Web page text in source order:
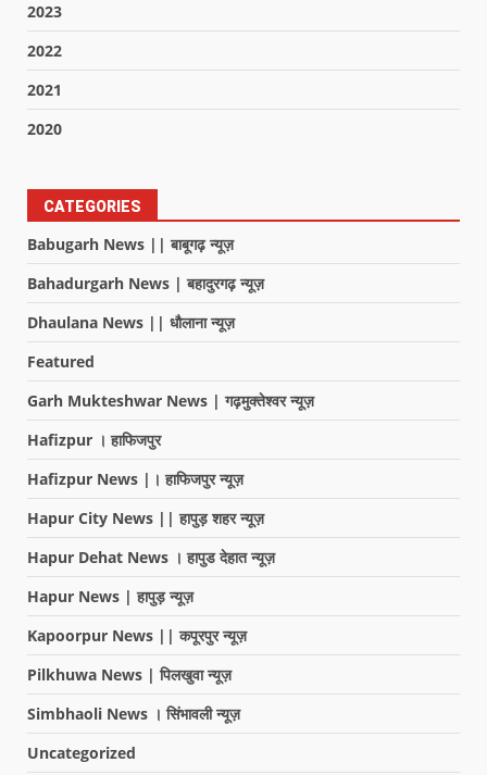
2023
2022
2021
2020
CATEGORIES
Babugarh News || बाबूगढ़ न्यूज़
Bahadurgarh News | बहादुरगढ़ न्यूज़
Dhaulana News || धौलाना न्यूज़
Featured
Garh Mukteshwar News | गढ़मुक्तेश्वर न्यूज़
Hafizpur । हाफिजपुर
Hafizpur News |। हाफिजपुर न्यूज़
Hapur City News || हापुड़ शहर न्यूज़
Hapur Dehat News । हापुड देहात न्यूज़
Hapur News | हापुड़ न्यूज़
Kapoorpur News || कपूरपुर न्यूज़
Pilkhuwa News | पिलखुवा न्यूज़
Simbhaoli News । सिंभावली न्यूज़
Uncategorized